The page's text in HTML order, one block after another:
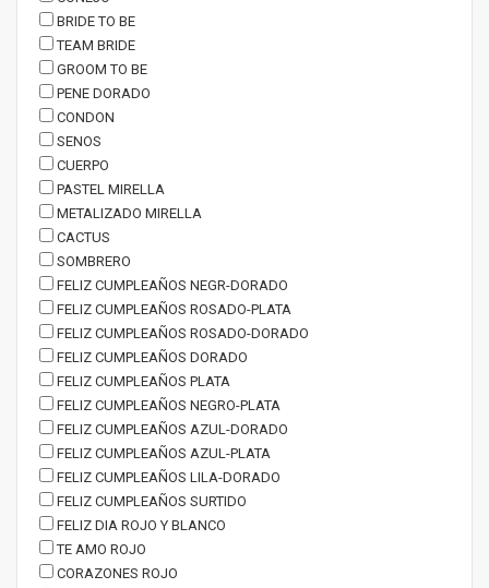
BRIDE TO BE
TEAM BRIDE
GROOM TO BE
PENE DORADO
CONDON
SENOS
CUERPO
PASTEL MIRELLA
METALIZADO MIRELLA
CACTUS
SOMBRERO
FELIZ CUMPLEAÑOS NEGR-DORADO
FELIZ CUMPLEAÑOS ROSADO-PLATA
FELIZ CUMPLEAÑOS ROSADO-DORADO
FELIZ CUMPLEAÑOS DORADO
FELIZ CUMPLEAÑOS PLATA
FELIZ CUMPLEAÑOS NEGRO-PLATA
FELIZ CUMPLEAÑOS AZUL-DORADO
FELIZ CUMPLEAÑOS AZUL-PLATA
FELIZ CUMPLEAÑOS LILA-DORADO
FELIZ CUMPLEAÑOS SURTIDO
FELIZ DIA ROJO Y BLANCO
TE AMO ROJO
CORAZONES ROJO